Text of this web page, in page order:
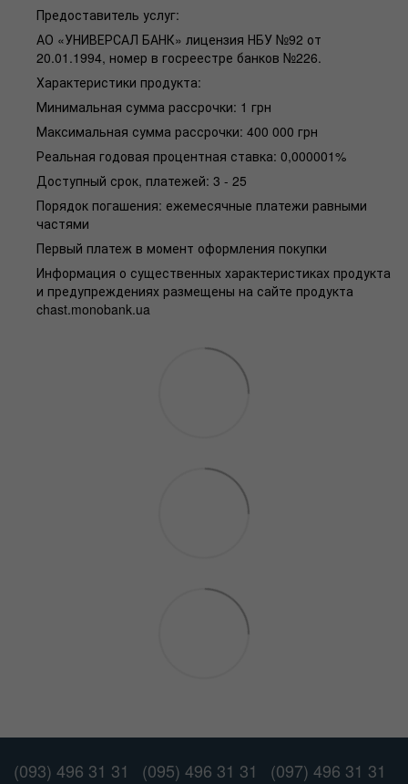
Предоставитель услуг:
АО «УНИВЕРСАЛ БАНК» лицензия НБУ №92 от
20.01.1994, номер в госреестре банков №226.
Характеристики продукта:
Минимальная сумма рассрочки: 1 грн
Максимальная сумма рассрочки: 400 000 грн
Реальная годовая процентная ставка: 0,000001%
Доступный срок, платежей: 3 - 25
Порядок погашения: ежемесячные платежи равными
частями
Первый платеж в момент оформления покупки
Информация о существенных характеристиках продукта
и предупреждениях размещены на сайте продукта
chast.monobank.ua
(093) 496 31 31 (095) 496 31 31 (097) 496 31 31